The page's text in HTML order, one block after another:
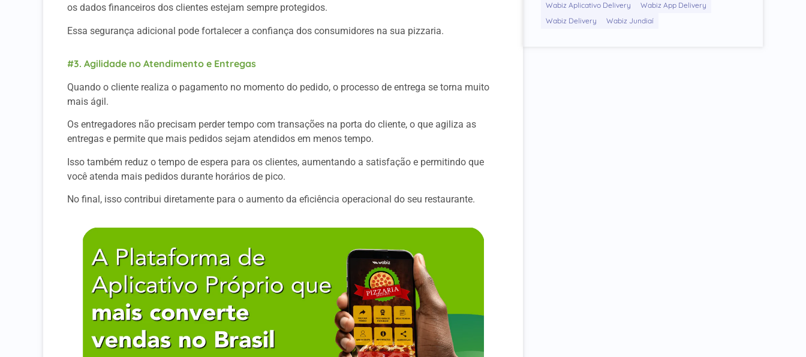
os dados financeiros dos clientes estejam sempre protegidos.
Essa segurança adicional pode fortalecer a confiança dos consumidores na sua pizzaria.
#3. Agilidade no Atendimento e Entregas
Quando o cliente realiza o pagamento no momento do pedido, o processo de entrega se torna muito
mais ágil.
Os entregadores não precisam perder tempo com transações na porta do cliente, o que agiliza as
entregas e permite que mais pedidos sejam atendidos em menos tempo.
Isso também reduz o tempo de espera para os clientes, aumentando a satisfação e permitindo que
você atenda mais pedidos durante horários de pico.
No final, isso contribui diretamente para o aumento da eficiência operacional do seu restaurante.
Wabiz Aplicativo Delivery
Wabiz App Delivery
Wabiz Delivery
Wabiz Jundiaí